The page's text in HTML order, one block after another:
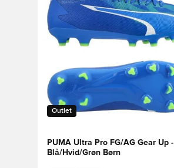
Outlet
PUMA Ultra Pro FG/AG Gear Up -
Blå/Hvid/Grøn Børn